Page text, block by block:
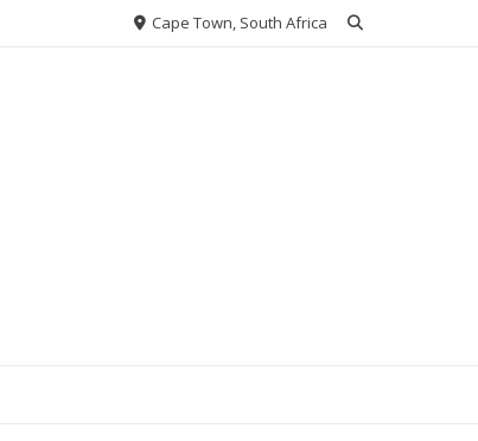
Cape Town, South Africa